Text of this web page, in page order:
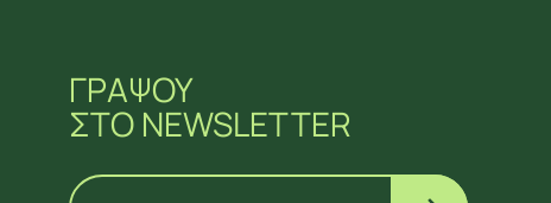
ΓΡΑΨΟΥ
ΣΤΟ NEWSLETTER